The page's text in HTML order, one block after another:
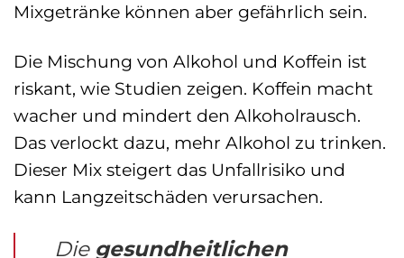
Mixgetränke können aber gefährlich sein.
Die Mischung von Alkohol und Koffein ist
riskant, wie Studien zeigen. Koffein macht
wacher und mindert den Alkoholrausch.
Das verlockt dazu, mehr Alkohol zu trinken.
Dieser Mix steigert das Unfallrisiko und
kann Langzeitschäden verursachen.
Die gesundheitlichen